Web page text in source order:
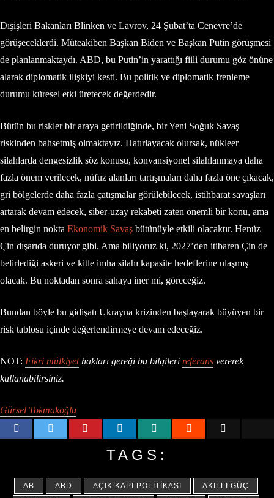
Dışişleri Bakanları Blinken ve Lavrov, 24 Şubat’ta Cenevre’de
görüşeceklerdi. Müteakiben Başkan Biden ve Başkan Putin görüşmesi
de planlanmaktaydı. ABD, bu Putin’in yarattığı fiili durumu göz önüne
alarak diplomatik ilişkiyi kesti. Bu politik ve diplomatik frenleme
durumu küresel etki üretecek değerdedir.
Bütün bu riskler bir araya getirildiğinde, bir Yeni Soğuk Savaş
riskinden bahsetmiş olmaktayız. Hatırlayacak olursak, nükleer
silahlarda dengesizlik söz konusu, konvansiyonel silahlanmaya daha
fazla önem verilecek, nüfuz alanları tartışmaları daha fazla öne çıkacak,
gri bölgelerde daha fazla çatışmalar görülebilecek, istihbarat savaşları
artarak devam edecek, siber-uzay rekabeti zaten önemli bir konu, ama
en belirgin nokta Ekonomik Savaş bütünüyle etkili olacaktır. Henüz
Çin dışarıda duruyor gibi. Ama biliyoruz ki, 2027’den itibaren Çin de
belirlediği askeri ve kitle imha silahı kapasite hedeflerine ulaşmış
olacak. Bu noktadan sonra sahaya iner mi, göreceğiz.
Bundan böyle bu gidişatı Ukrayna krizinden başlayarak büyüyen bir
risk tablosu içinde değerlendirmeye devam edeceğiz.
NOT: Fikri mülkiyethakları gereği bu bilgileri referans vererek
kullanabilirsiniz.
Gürsel Tokmakoğlu
TAGS:
AB ABD AÇIK KAPI POLITIKASI
AKILLI GÜÇ